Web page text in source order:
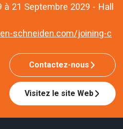
21 Septembre 2029 - Hall
schneiden.com/joining-c
Contactez-nous
Visitez le site Web